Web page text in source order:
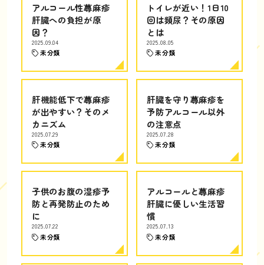
アルコール性蕁麻疹
肝臓への負担が原
因？
2025.09.04
未分類
トイレが近い！1日10
回は頻尿？その原因
とは
2025.08.05
未分類
肝機能低下で蕁麻疹
が出やすい？そのメ
カニズム
2025.07.29
未分類
肝臓を守り蕁麻疹を
予防アルコール以外
の注意点
2025.07.28
未分類
子供のお腹の湿疹予
防と再発防止のため
に
2025.07.22
未分類
アルコールと蕁麻疹
肝臓に優しい生活習
慣
2025.07.13
未分類